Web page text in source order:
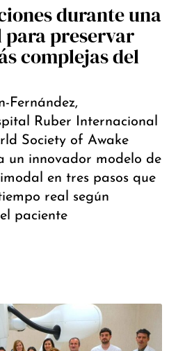
durante una
preservar
complejas del
Fernández,
Ruber Internacional
Society of Awake
un innovador modelo de
en tres pasos que
real según
paciente